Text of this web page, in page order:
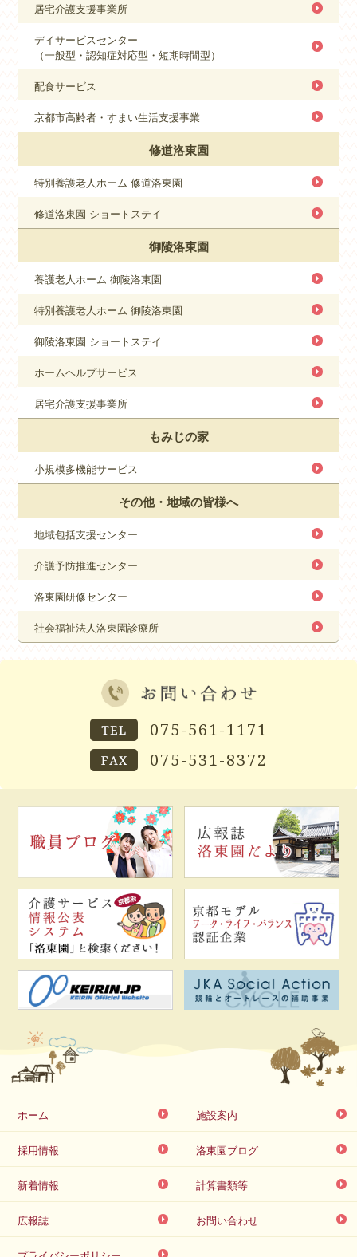
居宅介護支援事業所
デイサービスセンター
（一般型・認知症対応型・短期時間型）
配食サービス
京都市高齢者・すまい生活支援事業
修道洛東園
特別養護老人ホーム 修道洛東園
修道洛東園 ショートステイ
御陵洛東園
養護老人ホーム 御陵洛東園
特別養護老人ホーム 御陵洛東園
御陵洛東園 ショートステイ
ホームヘルプサービス
居宅介護支援事業所
もみじの家
小規模多機能サービス
その他・地域の皆様へ
地域包括支援センター
介護予防推進センター
洛東園研修センター
社会福祉法人洛東園診療所
075-561-1171
075-531-8372
ホーム 施設案内
採用情報 洛東園ブログ
新着情報 計算書類等
広報誌 お問い合わせ